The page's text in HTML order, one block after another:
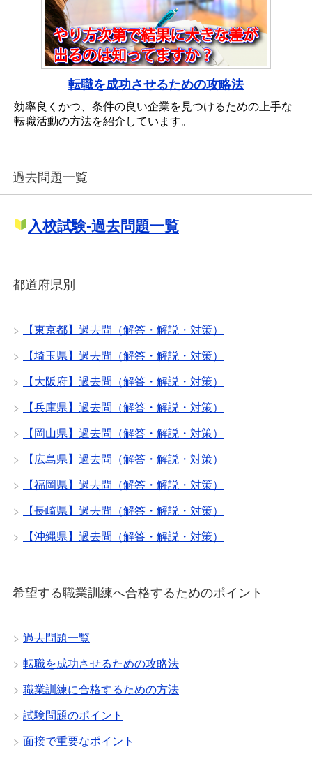
転職を成功させるための攻略法
効率良くかつ、条件の良い企業を見つけるための上手な
転職活動の方法を紹介しています。
過去問題一覧
入校試験-過去問題一覧
都道府県別
【東京都】過去問（解答・解説・対策）
【埼玉県】過去問（解答・解説・対策）
【大阪府】過去問（解答・解説・対策）
【兵庫県】過去問（解答・解説・対策）
【岡山県】過去問（解答・解説・対策）
【広島県】過去問（解答・解説・対策）
【福岡県】過去問（解答・解説・対策）
【長崎県】過去問（解答・解説・対策）
【沖縄県】過去問（解答・解説・対策）
希望する職業訓練へ合格するためのポイント
過去問題一覧
転職を成功させるための攻略法
職業訓練に合格するための方法
試験問題のポイント
面接で重要なポイント